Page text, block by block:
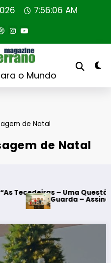
7:56:06 AM
o Mundo
de Natal
de Natal
Uma Questão de Mulheres
Guarda – Assinatura dos